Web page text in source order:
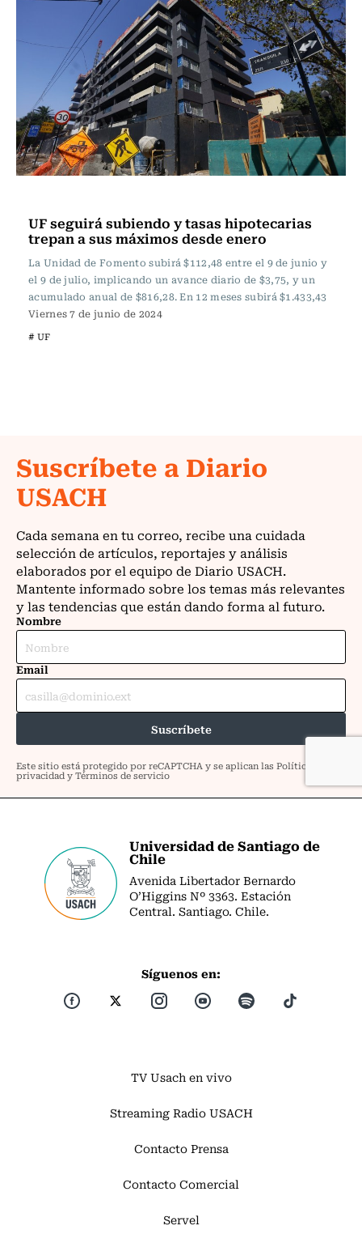
UF seguirá subiendo y tasas hipotecarias
trepan a sus máximos desde enero
La Unidad de Fomento subirá $112,48 entre el 9 de junio y
el 9 de julio, implicando un avance diario de $3,75, y un
acumulado anual de $816,28. En 12 meses subirá $1.433,43
Viernes 7 de junio de 2024
# UF
Universidad de Santiago de
Chile
Avenida Libertador Bernardo
O’Higgins Nº 3363. Estación
Central. Santiago. Chile.
Síguenos en:
TV Usach en vivo
Streaming Radio USACH
Contacto Prensa
Contacto Comercial
Servel